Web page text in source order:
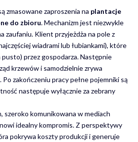
zmasowane zaproszenia na plantacje
do zbioru. Mechanizm jest niezwykle
zaufaniu. Klient przyjeżdża na pole z
wiadrami lub łubiankami), które
przez gospodarza. Następnie
krzewów i samodzielnie zrywa
zakończeniu pracy pełne pojemniki są
następuje wyłącznie za zebrany
szeroko komunikowana w mediach
idealny kompromis. Z perspektywy
pokrywa koszty produkcji i generuje